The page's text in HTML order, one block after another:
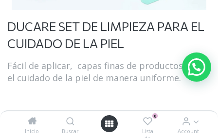
Inicio Buscar
0
Lista
Account
DUCARE SET DE LIMPIEZA PARA EL
CUIDADO DE LA PIEL
Fácil de aplicar, capas finas de productos para
el cuidado de la piel de manera uniforme.
Esponja de limpieza facial